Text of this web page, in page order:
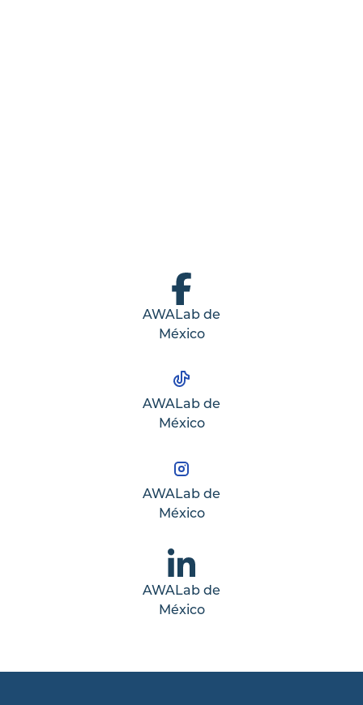
AWALab de
México
AWALab de
México
AWALab de
México
AWALab de
México